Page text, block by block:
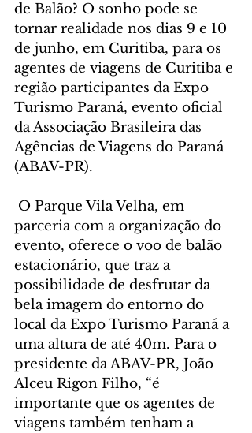
de Balão? O sonho pode se
tornar realidade nos dias 9 e 10
de junho, em Curitiba, para os
agentes de viagens de Curitiba e
região participantes da Expo
Turismo Paraná, evento oficial
da Associação Brasileira das
Agências de Viagens do Paraná
(ABAV-PR).
parceria com a organização do
evento, oferece o voo de balão
estacionário, que traz a
possibilidade de desfrutar da
bela imagem do entorno do
local da Expo Turismo Paraná a
uma altura de até 40m. Para o
presidente da ABAV-PR, João
Alceu Rigon Filho, “é
importante que os agentes de
viagens também tenham a